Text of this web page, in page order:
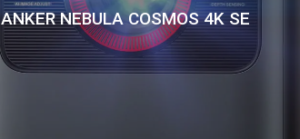
ANKER NEBULA COSMOS 4K SE